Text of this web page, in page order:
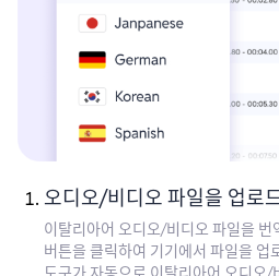
오디오/비디오 파일을 업로
이탈리아어 오디오/비디오 파일을
버튼을 클릭하여 기기에서 파일을 업